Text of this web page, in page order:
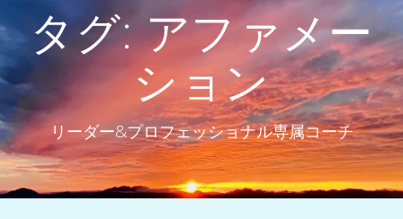
プ
タグ:アファメー
ション
リーダー&プロフェッショナル専属コーチ